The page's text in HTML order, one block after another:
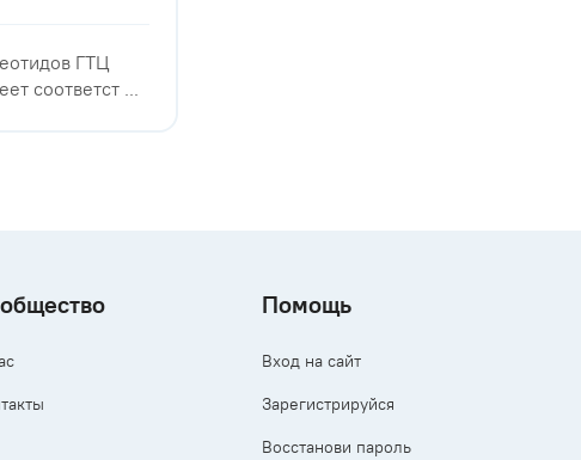
ГТЦ
соответст ...
Помощь
Вход на сайт
Зарегистрируйся
Восстанови пароль